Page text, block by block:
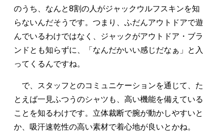
のうち、なんと8割の人がジャックウルフスキンを知
らないんだそうです。つまり、ふだんアウトドアで遊
んでいるわけではなく、ジャックがアウトドア・ブラ
ンドとも知らずに、「なんだかいい感じだなぁ」と入
ってくるんですね。
で、スタッフとのコミュニケーションを通じて、た
とえば一見ふつうのシャツも、高い機能を備えている
ことを知るわけです。立体裁断で腕が動かしやすいと
か、吸汗速乾性の高い素材で着心地が良いとかね。